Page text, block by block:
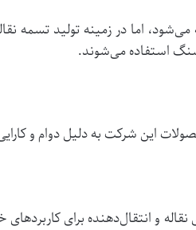
اما در زمینه تولید تسمه
و انتقال‌دهنده برای